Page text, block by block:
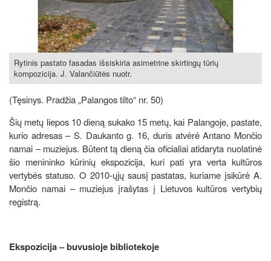
Rytinis pastato fasadas išsiskiria asimetrine skirtingų tūrių
kompozicija. J. Valančiūtės nuotr.
(Tęsinys. Pradžia „Palangos tilto“ nr. 50)
Šių metų liepos 10 dieną sukako 15 metų, kai Palangoje, pastate,
kurio adresas – S. Daukanto g. 16, duris atvėrė Antano Mončio
namai – muziejus. Būtent tą dieną čia oficialiai atidaryta nuolatinė
šio menininko kūrinių ekspozicija, kuri pati yra verta kultūros
vertybės statuso. O 2010-ųjų sausį pastatas, kuriame įsikūrė A.
Mončio namai – muziejus įrašytas į Lietuvos kultūros vertybių
registrą.
Ekspozicija – buvusioje bibliotekoje